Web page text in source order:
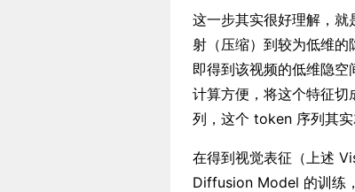
这一步其实很好理解，
射（压缩）到较为低维的
即得到该视频的低维隐
计算方便，将这个特征
列，这个 token 序列其
在得到视觉表征（上述
Diffusion Model 的训练